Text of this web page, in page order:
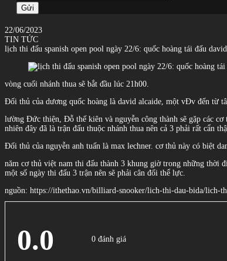
Gửi
22/06/2023
TIN TỨC
lịch thi đấu spanish open pool ngày 22/6: quốc hoàng tái đấu
vòng cuối nhánh thua sẽ bắt đầu lúc 21h00.
Đối thủ của dương quốc hoàng là david alcaide, một vĐv đến từ
lường Đức thiện, Đỗ thế kiên và nguyễn công thành sẽ gặp các
nhiên đây đã là trận đấu thuộc nhánh thua nên cả 3 phải rất cẩn
Đối thủ của nguyễn anh tuấn là max lechner. cơ thủ này có biệt
năm cơ thủ việt nam thi đấu thành 3 khung giờ trong những thời
một số ngày thi đấu 3 trận nên sẽ phải cân đối thể lực.
nguồn: https://ithethao.vn/billiard-snooker/lich-thi-dau-bida/lich-
0.0 0 đánh giá